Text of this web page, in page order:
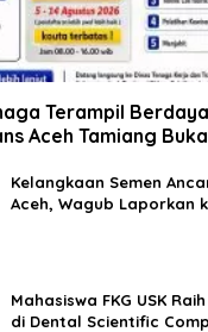
Terampil
Aceh Tamiang
Kelangkaan Semen
Aceh, Wagub Laporkan
Mahasiswa FKG USK
di Dental Scientific